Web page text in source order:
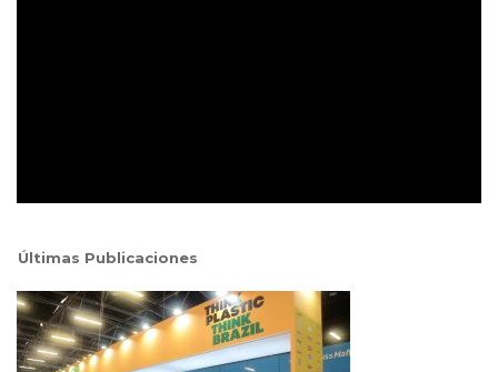
Últimas Publicaciones